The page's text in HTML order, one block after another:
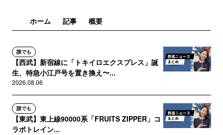
ホーム 記事 概要
誰でも
【西武】新宿線に「トキイロエクスプレス」誕
生、特急小江戸号を置き換え〜...
2026.08.06
誰でも
【東武】東上線90000系「FRUITS ZIPPER」コ
ラボトレイン...